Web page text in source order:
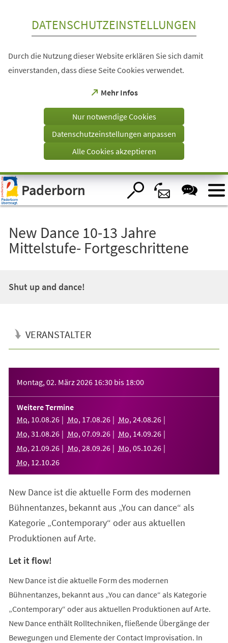
Visuelle
Assistenzsoftware
öffnen.
DATENSCHUTZEINSTELLUNGEN
Durch die Nutzung dieser Website erklären Sie sich damit
einverstanden, dass diese Seite Cookies verwendet.
Mehr Infos
(Öffnet
einem
Tab)
Nur notwendige Cookies
Datenschutzeinstellungen anpassen
Alle Cookies akzeptieren
Paderborn
New Dance 10-13 Jahre
Mittelstufe- Fortgeschrittene
Shut up and dance!
VERANSTALTER
Montag, 02. März 2026 16:30 bis 18:00
Weitere Termine
Mo, 10.08.26 Mo, 17.08.26 Mo, 24.08.26
Mo, 31 .08.26 Mo, 07.09.26 Mo, 14.09.26
Mo, 21 .09.26 Mo, 28.09.26 Mo, 05.10.26
Mo, 12.10.26
New Dance ist die aktuelle Form des modernen
Bühnentanzes, bekannt aus „You can dance“ als
Kategorie „Contemporary“ oder aus aktuellen
Produktionen auf Arte.
Let it flow!
New Dance ist die aktuelle Form des modernen
Bühnentanzes, bekannt aus „You can dance“ als Kategorie
„Contemporary“ oder aus aktuellen Produktionen auf Arte.
New Dance enthält Rolltechniken, fließende Übergänge der
Bewegungen und Elemente der Contact Improvisation. In